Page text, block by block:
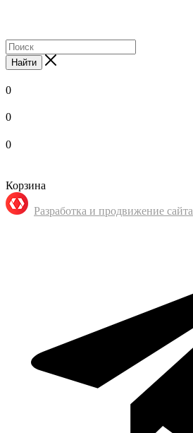
Найти
0
0
0
Корзина
Разработка и продвижение сайта